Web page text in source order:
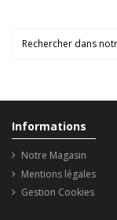
Informations
Notre Magasin
Mentions légales
Gestion Cookies